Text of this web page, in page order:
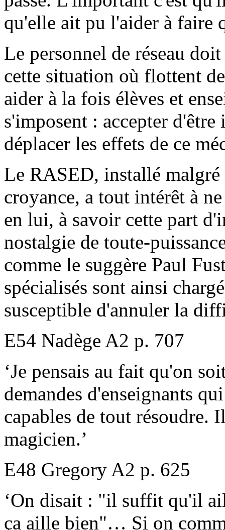
qu'elle ait pu l'aider à faire
Le personnel de réseau
cette situation où flottent
aider à la fois élèves et
s'imposent : accepter
déplacer les effets de ce
Le RASED, installé
croyance, a tout intérêt à
en lui, à savoir cette part
nostalgie de toute-
comme le suggère Paul
spécialisés sont ainsi
susceptible d'annuler la
E54 Nadège A2 p. 707
‘Je pensais au fait qu'on
demandes d'enseignants
capables de tout résoudre.
magicien.’
E48 Gregory A2 p. 625
‘On disait : "il suffit qu'il
ça aille bien"… Si on